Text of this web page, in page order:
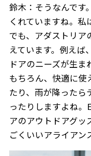
鈴木：そうなんです
くれていますね。私
でも、アダストリア
えています。例えば
ドアのニーズが生
もちろん、快適に使
たり、雨が降ったら
ったりしますよね。
アのアウトドアグ
ごくいいアライアン